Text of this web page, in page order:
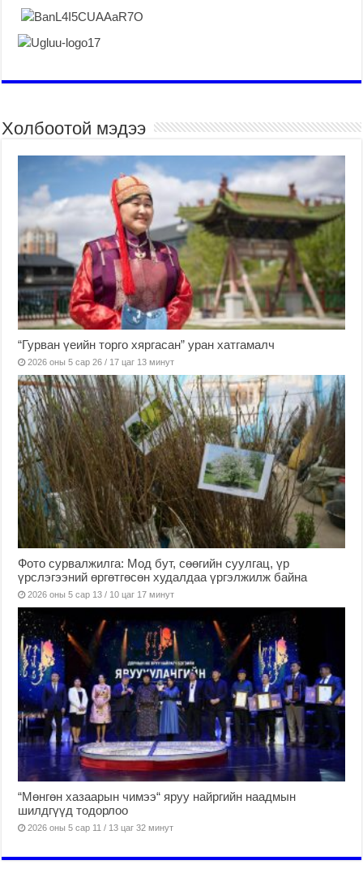
Холбоотой мэдээ
“Гурван үеийн торго хяргасан” уран хатгамалч
2026 оны 5 сар 26 / 17 цаг 13 минут
Фото сурвалжилга: Мод бут, сөөгийн суулгац, үр
үрслэгээний өргөтгөсөн худалдаа үргэлжилж байна
2026 оны 5 сар 13 / 10 цаг 17 минут
“Мөнгөн хазаарын чимээ“ яруу найргийн наадмын
шилдгүүд тодорлоо
2026 оны 5 сар 11 / 13 цаг 32 минут